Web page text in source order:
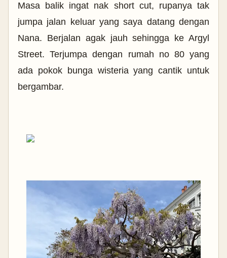
Masa balik ingat nak short cut, rupanya tak
jumpa jalan keluar yang saya datang dengan
Nana. Berjalan agak jauh sehingga ke Argyl
Street. Terjumpa dengan rumah no 80 yang
ada pokok bunga wisteria yang cantik untuk
bergambar.